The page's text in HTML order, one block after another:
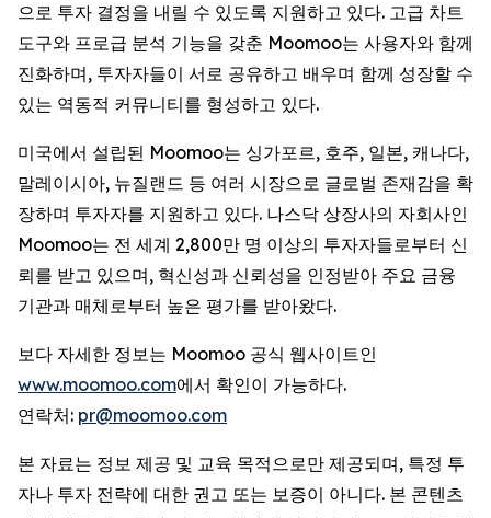
으로 투자 결정을 내릴 수 있도록 지원하고 있다. 고급 차트
도구와 프로급 분석 기능을 갖춘 Moomoo는 사용자와 함께
진화하며, 투자자들이 서로 공유하고 배우며 함께 성장할 수
있는 역동적 커뮤니티를 형성하고 있다.
미국에서 설립된 Moomoo는 싱가포르, 호주, 일본, 캐나다,
말레이시아, 뉴질랜드 등 여러 시장으로 글로벌 존재감을 확
장하며 투자자를 지원하고 있다. 나스닥 상장사의 자회사인
Moomoo는 전 세계 2,800만 명 이상의 투자자들로부터 신
뢰를 받고 있으며, 혁신성과 신뢰성을 인정받아 주요 금융
기관과 매체로부터 높은 평가를 받아왔다.
보다 자세한 정보는 Moomoo 공식 웹사이트인
www.moomoo.com에서 확인이 가능하다.
연락처: pr@moomoo.com
본 자료는 정보 제공 및 교육 목적으로만 제공되며, 특정 투
자나 투자 전략에 대한 권고 또는 보증이 아니다. 본 콘텐츠